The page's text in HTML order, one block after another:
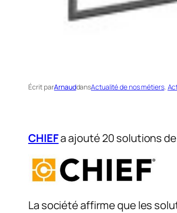
Écrit parArnauddansActualité de nos métiers,
CHIEFa ajouté 20 solutions
La société affirme que les